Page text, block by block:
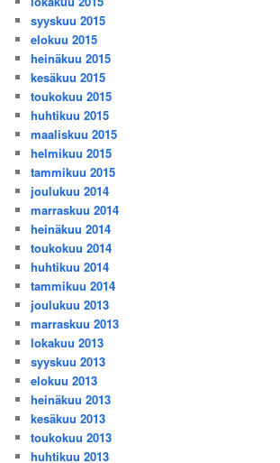
syyskuu 2015
elokuu 2015
heinäkuu 2015
kesäkuu 2015
toukokuu 2015
huhtikuu 2015
maaliskuu 2015
helmikuu 2015
tammikuu 2015
joulukuu 2014
marraskuu 2014
heinäkuu 2014
toukokuu 2014
huhtikuu 2014
tammikuu 2014
joulukuu 2013
marraskuu 2013
lokakuu 2013
syyskuu 2013
elokuu 2013
heinäkuu 2013
kesäkuu 2013
toukokuu 2013
huhtikuu 2013